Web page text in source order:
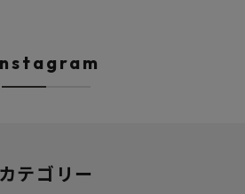
カテゴリー